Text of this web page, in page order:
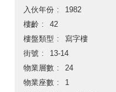
入伙年份
1982
樓齡
42
樓盤類型
寫字樓
街號
13-14
物業層數
24
物業座數
1